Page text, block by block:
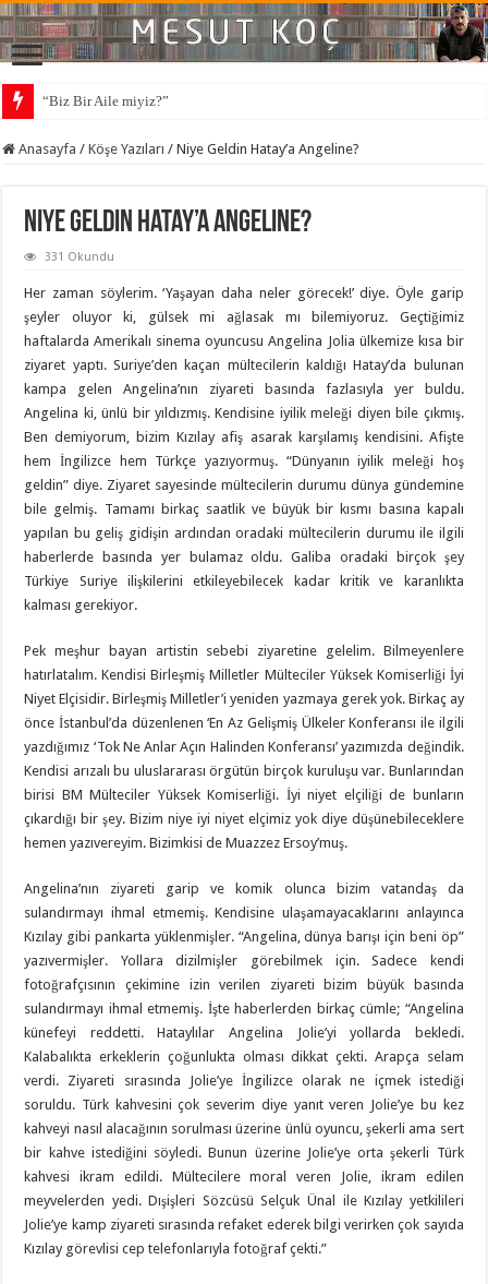
“Biz Bir Aile miyiz?”
Yapay Gündemlerden Gerçeğin Ne Olduğu Unutuldu
Anasayfa / Köşe Yazıları / Niye Geldin Hatay’a Angeline?
Niye Geldin Hatay’a Angeline?
331 Okundu
Her zaman söylerim. ‘Yaşayan daha neler görecek!’ diye. Öyle garip
şeyler oluyor ki, gülsek mi ağlasak mı bilemiyoruz. Geçtiğimiz
haftalarda Amerikalı sinema oyuncusu Angelina Jolia ülkemize kısa bir
ziyaret yaptı. Suriye’den kaçan mültecilerin kaldığı Hatay’da bulunan
kampa gelen Angelina’nın ziyareti basında fazlasıyla yer buldu.
Angelina ki, ünlü bir yıldızmış. Kendisine iyilik meleği diyen bile çıkmış.
Ben demiyorum, bizim Kızılay afiş asarak karşılamış kendisini. Afişte
hem İngilizce hem Türkçe yazıyormuş. “Dünyanın iyilik meleği hoş
geldin” diye. Ziyaret sayesinde mültecilerin durumu dünya gündemine
bile gelmiş. Tamamı birkaç saatlik ve büyük bir kısmı basına kapalı
yapılan bu geliş gidişin ardından oradaki mültecilerin durumu ile ilgili
haberlerde basında yer bulamaz oldu. Galiba oradaki birçok şey
Türkiye Suriye ilişkilerini etkileyebilecek kadar kritik ve karanlıkta
kalması gerekiyor.
Pek meşhur bayan artistin sebebi ziyaretine gelelim. Bilmeyenlere
hatırlatalım. Kendisi Birleşmiş Milletler Mülteciler Yüksek Komiserliği İyi
Niyet Elçisidir. Birleşmiş Milletler’i yeniden yazmaya gerek yok. Birkaç ay
önce İstanbul’da düzenlenen ‘En Az Gelişmiş Ülkeler Konferansı ile ilgili
yazdığımız ‘Tok Ne Anlar Açın Halinden Konferansı’ yazımızda değindik.
Kendisi arızalı bu uluslararası örgütün birçok kuruluşu var. Bunlarından
birisi BM Mülteciler Yüksek Komiserliği. İyi niyet elçiliği de bunların
çıkardığı bir şey. Bizim niye iyi niyet elçimiz yok diye düşünebileceklere
hemen yazıvereyim. Bizimkisi de Muazzez Ersoy’muş.
Angelina’nın ziyareti garip ve komik olunca bizim vatandaş da
sulandırmayı ihmal etmemiş. Kendisine ulaşamayacaklarını anlayınca
Kızılay gibi pankarta yüklenmişler. “Angelina, dünya barışı için beni öp”
yazıvermişler. Yollara dizilmişler görebilmek için. Sadece kendi
fotoğrafçısının çekimine izin verilen ziyareti bizim büyük basında
sulandırmayı ihmal etmemiş. İşte haberlerden birkaç cümle; “Angelina
künefeyi reddetti. Hataylılar Angelina Jolie’yi yollarda bekledi.
Kalabalıkta erkeklerin çoğunlukta olması dikkat çekti. Arapça selam
verdi. Ziyareti sırasında Jolie’ye İngilizce olarak ne içmek istediği
soruldu. Türk kahvesini çok severim diye yanıt veren Jolie’ye bu kez
kahveyi nasıl alacağının sorulması üzerine ünlü oyuncu, şekerli ama sert
bir kahve istediğini söyledi. Bunun üzerine Jolie’ye orta şekerli Türk
kahvesi ikram edildi. Mültecilere moral veren Jolie, ikram edilen
meyvelerden yedi. Dışişleri Sözcüsü Selçuk Ünal ile Kızılay yetkilileri
Jolie’ye kamp ziyareti sırasında refaket ederek bilgi verirken çok sayıda
Kızılay görevlisi cep telefonlarıyla fotoğraf çekti.”